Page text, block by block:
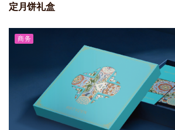
定月饼礼盒
商务